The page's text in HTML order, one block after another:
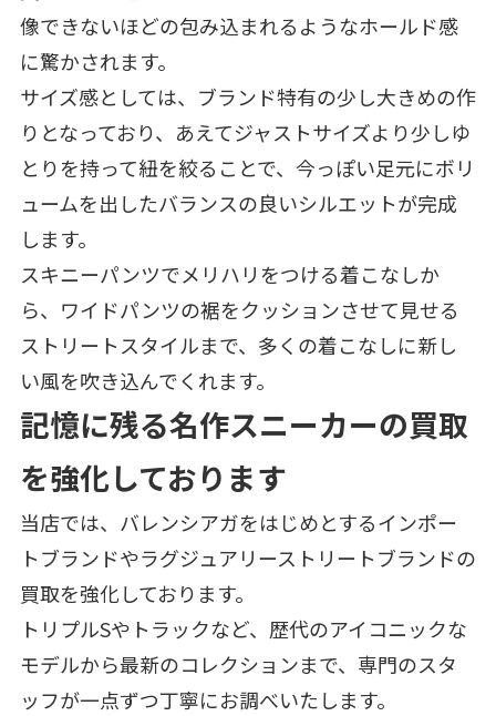
像できないほどの包み込まれるようなホールド感
に驚かされます。
サイズ感としては、ブランド特有の少し大きめの作
りとなっており、あえてジャストサイズより少しゆ
とりを持って紐を絞ることで、今っぽい足元にボリ
ュームを出したバランスの良いシルエットが完成
します。
スキニーパンツでメリハリをつける着こなしか
ら、ワイドパンツの裾をクッションさせて見せる
ストリートスタイルまで、多くの着こなしに新し
い風を吹き込んでくれます。
記憶に残る名作スニーカーの買取
を強化しております
当店では、バレンシアガをはじめとするインポー
トブランドやラグジュアリーストリートブランドの
買取を強化しております。
トリプルSやトラックなど、歴代のアイコニックな
モデルから最新のコレクションまで、専門のスタ
ッフが一点ずつ丁寧にお調べいたします。